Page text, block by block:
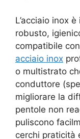
L’acciaio inox
robusto,
compatibile
acciaio inox
o multistrato
conduttore
migliorare la
pentole non
puliscono
cerchi praticità